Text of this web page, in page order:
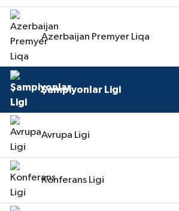
Azerbaijan Premyer Liqa
Şampiyonlar Ligi
Avrupa Ligi
Konferans Ligi